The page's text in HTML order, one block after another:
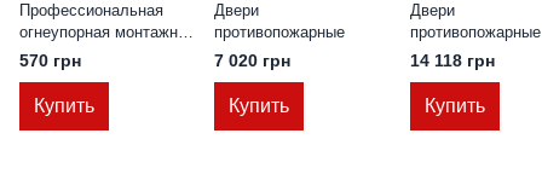
Профессиональная
огнеупорная монтажная
пена TERMO PURPEN
FIRESTOP P 750 ml
570 грн
Купить
Двери
противопожарные
7 020 грн
Купить
Двери
противопожарные
металлические
ДМП ЕІ30-1-
лев.,
14 118 грн
Купить